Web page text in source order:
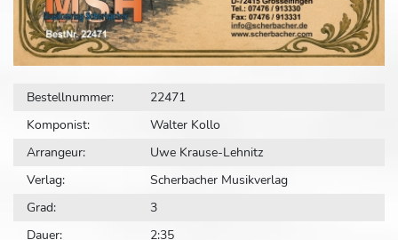
Bestellnummer:
22471
Komponist:
Walter Kollo
Arrangeur:
Uwe Krause-Lehnitz
Verlag:
Scherbacher Musikverlag
Grad:
3
Dauer:
2:35